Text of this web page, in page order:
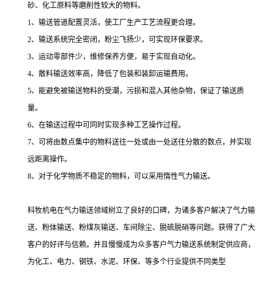
砂、化工原料等磨削性较大的物料。
1、输送管道配置灵活，使工厂生产工艺流程更合理。
2、输送系统完全密闭，粉尘飞扬少，可实现环保要求。
3、运动零部件少，维修保养方便，易于实现自动化。
4、散料输送效率高，降低了包装和装卸运输费用。
5、能避免被输送物料的受潮，污损和混入其他杂物，保证了输送质
量。
6、在输送过程中可同时实现多种工艺操作过程。
7、可将由数点集中的物料送往一处或由一处送往分散的数点，并实现
远距离操作。
8、对于化学物质不稳定的物料，可以采用惰性气力输送。
科牧机电在气力输送领域树立了良好的口碑，为诸多客户解决了气力输
送、粉体输送、粉煤灰输送、车间除尘、脱硫脱硝等问题。获得了广大
客户的好评与信赖。并且慢慢成为众多客户气力输送系统制定供应商，
为化工、电力、钢铁、水泥、环保、等多个行业提供不同类型